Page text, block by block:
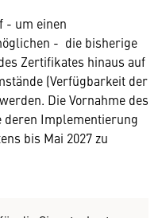
- um einen
- die bisherige
Zertifikates hinaus auf
(Verfügbarkeit der
Die Vornahme des
deren Implementierung
bis Mai 2027 zu